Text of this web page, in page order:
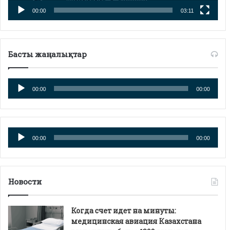
00:00 03:11
Басты жаңалықтар
Аудиоплеер
00:00 00:00
Аудиоплеер
00:00 00:00
Новости
Когда счет идет на минуты:
медицинская авиация Казахстана